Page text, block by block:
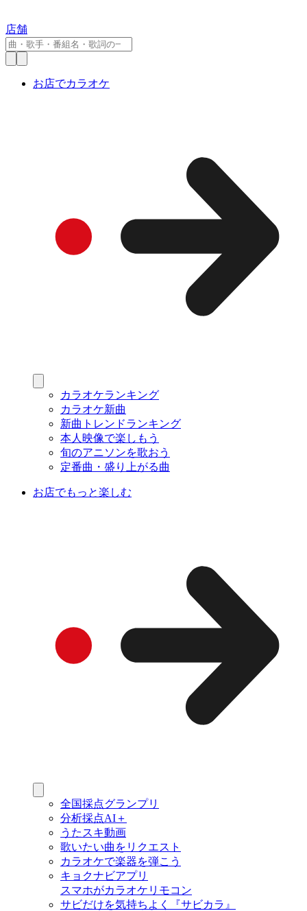
店舗
お店でカラオケ
カラオケランキング
カラオケ新曲
新曲トレンドランキング
本人映像で楽しもう
旬のアニソンを歌おう
定番曲・盛り上がる曲
お店でもっと楽しむ
全国採点グランプリ
分析採点AI＋
うたスキ動画
歌いたい曲をリクエスト
カラオケで楽器を弾こう
キョクナビアプリ
スマホがカラオケリモコン
サビだけを気持ちよく『サビカラ』